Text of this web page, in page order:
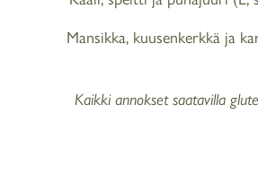
Mansikka, kuusenkerkkä ja
Kaikki annokset saatavilla